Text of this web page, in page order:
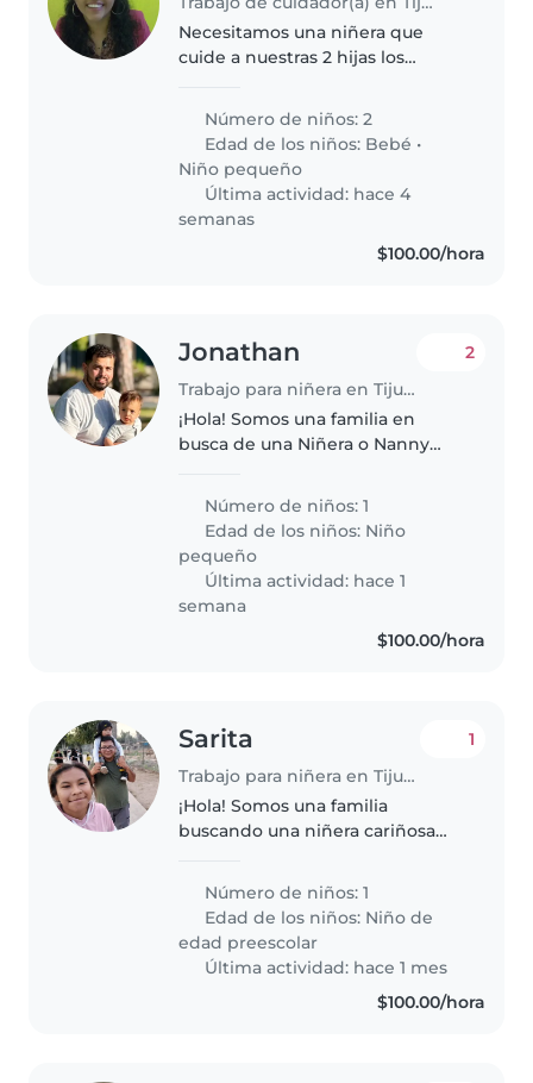
Necesitamos una niñera que
cuide a nuestras 2 hijas los
niña de 2.7 meses), en un horario
de de 7 a 2 pm. Dejaríamos
desayuno en medida de lo
posible...
Número de niños: 2
Edad de los niños: Bebé •
Niño pequeño
Última actividad: hace 4
semanas
$100.00/hora
Jonathan
Trabajo para niñera en Tijuana
2
¡Hola! Somos una familia en
busca de una Niñera o Nanny
de 1 año lleno/a de energía,
creatividad y alegría.
Necesitamos que pueda cuidar a
nuestro hijo/a..
Número de niños: 1
Edad de los niños: Niño
pequeño
Última actividad: hace 1
semana
$100.00/hora
Sarita
Trabajo para niñera en Tijuana
1
¡Hola! Somos una familia
buscando una niñera cariñosa
¡Es muy amigable, cariñoso y
juguetón! Nos encantaría que se
sintiera cómodo/a en nuestra
casa...
Número de niños: 1
Edad de los niños: Niño de
edad preescolar
Última actividad: hace 1 mes
$100.00/hora